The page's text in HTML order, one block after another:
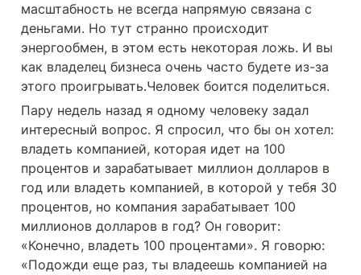
масштабность не всегда напрямую связана с
деньгами. Но тут странно происходит
энергообмен, в этом есть некоторая ложь. И вы
как владелец бизнеса очень часто будете из-за
этого проигрывать.Человек боится поделиться.
Пару недель назад я одному человеку задал
интересный вопрос. Я спросил, что бы он хотел:
владеть компанией, которая идет на 100
процентов и зарабатывает миллион долларов в
год или владеть компанией, в которой у тебя 30
процентов, но компания зарабатывает 100
миллионов долларов в год? Он говорит:
«Конечно, владеть 100 процентами». Я говорю:
«Подожди еще раз, ты владеешь компанией на